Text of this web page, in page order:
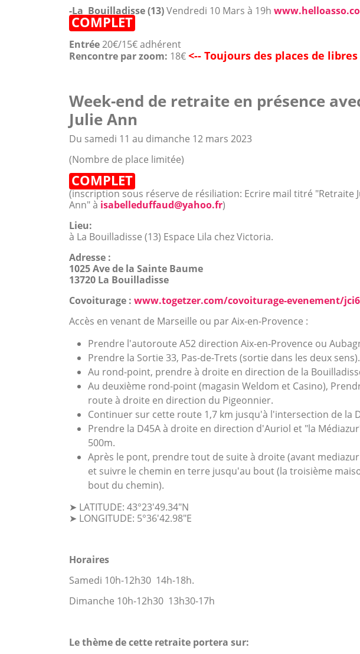
-La Bouilladisse (13)Vendredi 10 Mars à 19h
COMPLET
Entrée20€/15€ adhérent
Rencontre par zoom: 18€<-- Toujours des places de libres
Week-end de retraite en présence
Julie Ann
Du samedi 11 au dimanche 12 mars 2023
(Nombre de place limitée)
COMPLET
(inscription sous réserve de résiliation: Ecrire mail titré "Retraite
Ann" à isabelleduffaud@yahoo.fr)
Lieu:
à La Bouilladisse (13) Espace Lila chez Victoria.
Adresse :
1025 Ave de la Sainte Baume
13720 La Bouilladisse
Covoiturage : www.togetzer.com/covoiturage-evenement/
Accès en venant de Marseille ou par Aix-en-Provence :
Prendre l'autoroute A52 direction Aix-en-Provence ou
Prendre la Sortie 33, Pas-de-Trets (sortie dans les deux sens).
Au rond-point, prendre à droite en direction de la
Au deuxième rond-point (magasin Weldom et Casino),
route à droite en direction du Pigeonnier.
Continuer sur cette route 1,7 km jusqu'à l'intersection de la
Prendre la D45A à droite en direction d'Auriol et "la
500m.
Après le pont, prendre tout de suite à droite (avant
et suivre le chemin en terre jusqu'au bout (la troisième
bout du chemin).
➤ LATITUDE: 43°23'49.34"N
➤ LONGITUDE: 5°36'42.98"E
Horaires
Samedi 10h-12h30 14h-18h.
Dimanche 10h-12h30 13h30-17h
Le thème de cette retraite portera sur: